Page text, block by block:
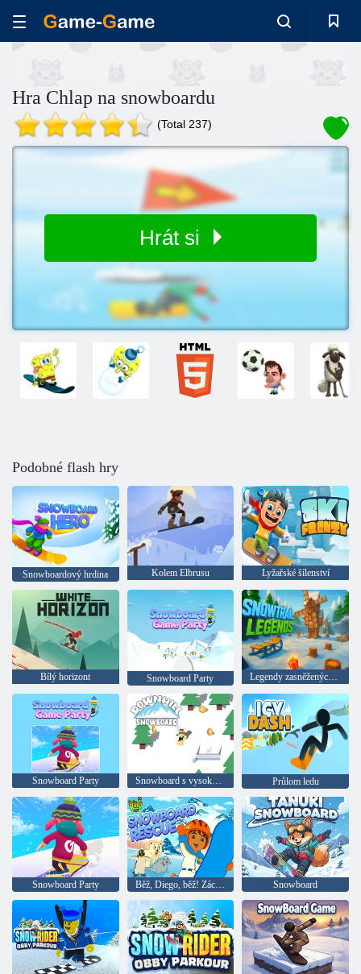
Hra Chlap na snowboardu
(Total 237)
Hrát si
Podobné flash hry
Snowboardový hrdina Kolem Elbrusu Lyžařské šílenství
Bílý horizont Snowboard Party Legendy zasněžených cest
Snowboard Party Snowboard s vysokou rychlostí Průlom ledu
Snowboard Party Běž, Diego, běž! Záchrana snowboardu Snowboard